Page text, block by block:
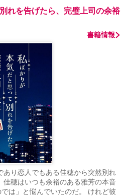
れを告げたら、完璧上司の余裕
書籍情報
あり恋人でもある佳穂から突然別れ
佳穂はいつも余裕のある雅芳の本音
は」と悩んでいたのだ。 けれど彼